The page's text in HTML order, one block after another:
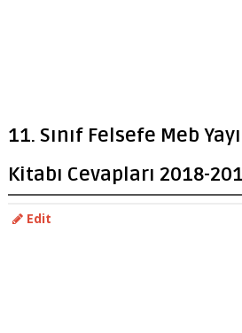
11. Sınıf Felsefe Meb
Kitabı Cevapları 2018-
Edit